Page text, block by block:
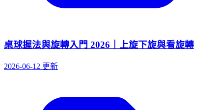
桌球握法與旋轉入門 2026｜上旋下旋與看旋轉
2026-06-12 更新